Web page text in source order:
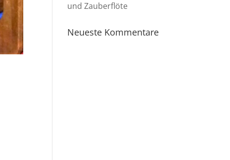
und Zauberflöte
Neueste Kommentare